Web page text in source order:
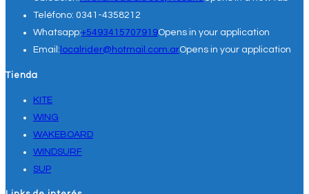
Teléfono: 0341-4358212
Whatsapp:+5493415707919Opens in your application
Email: localrider@hotmail.com.arOpens in your application
Tienda
KITE
WING
WAKEBOARD
WINDSURF
SUP